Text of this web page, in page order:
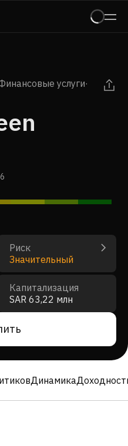
услуги·
Риск
Значительный
Капитализация
SAR 63,22 млн
Динамика